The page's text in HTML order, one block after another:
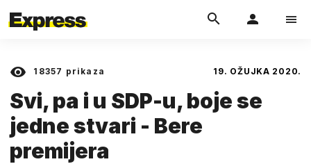
18357 prikaza 19. OŽUJKA 2020.
Svi, pa i u SDP-u, boje se
jedne stvari - Bere
premijera